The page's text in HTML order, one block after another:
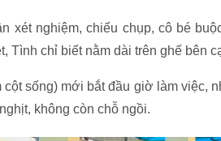
xét nghiệm, chiếu chụp, cô bé
Tình chỉ biết nằm dài trên ghế bên
sống) mới bắt đầu giờ làm việc,
không còn chỗ ngồi.